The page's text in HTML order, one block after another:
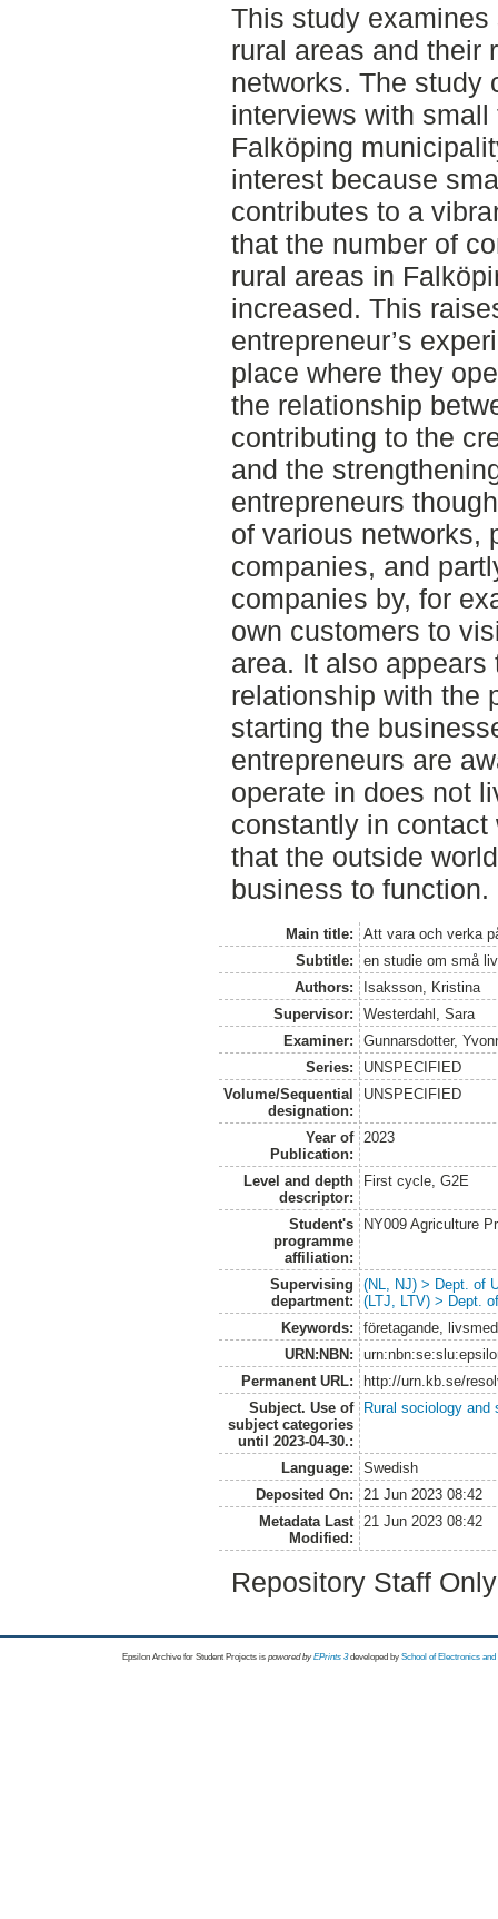
This study
rural areas and their
networks. The study
interviews with
Falköping
interest because
contributes to a
that the number of
rural areas in
increased. This
entrepreneur’s
place where they
the relationship
contributing to the
and the
entrepreneurs
of various networks,
companies, and
companies by, for
own customers to
area. It also
relationship with the
starting the
entrepreneurs are
operate in does not
constantly in
that the outside
business to function.
Main title:
Att vara och verka
Subtitle:
en studie om små
Authors:
Isaksson, Kristina
Supervisor:
Westerdahl, Sara
Examiner:
Gunnarsdotter,
Series:
UNSPECIFIED
Volume/Sequential
designation:
UNSPECIFIED
Year of
Publication:
2023
Level and depth
descriptor:
First cycle, G2E
Student's
programme
affiliation:
NY009 Agriculture
Supervising
department:
(NL, NJ) > Dept. of
(LTJ, LTV) > Dept.
Keywords:
företagande,
URN:NBN:
Permanent URL:
http://urn.kb.se/
Subject. Use of
subject categories
until 2023-04-30.:
Rural sociology and
Language:
Swedish
Deposited On:
21 Jun 2023 08:42
Metadata Last
Modified:
21 Jun 2023 08:42
Repository Staff
Epsilon Archive for Student Projects is powored byEPrints 3 developed by School of Electronics